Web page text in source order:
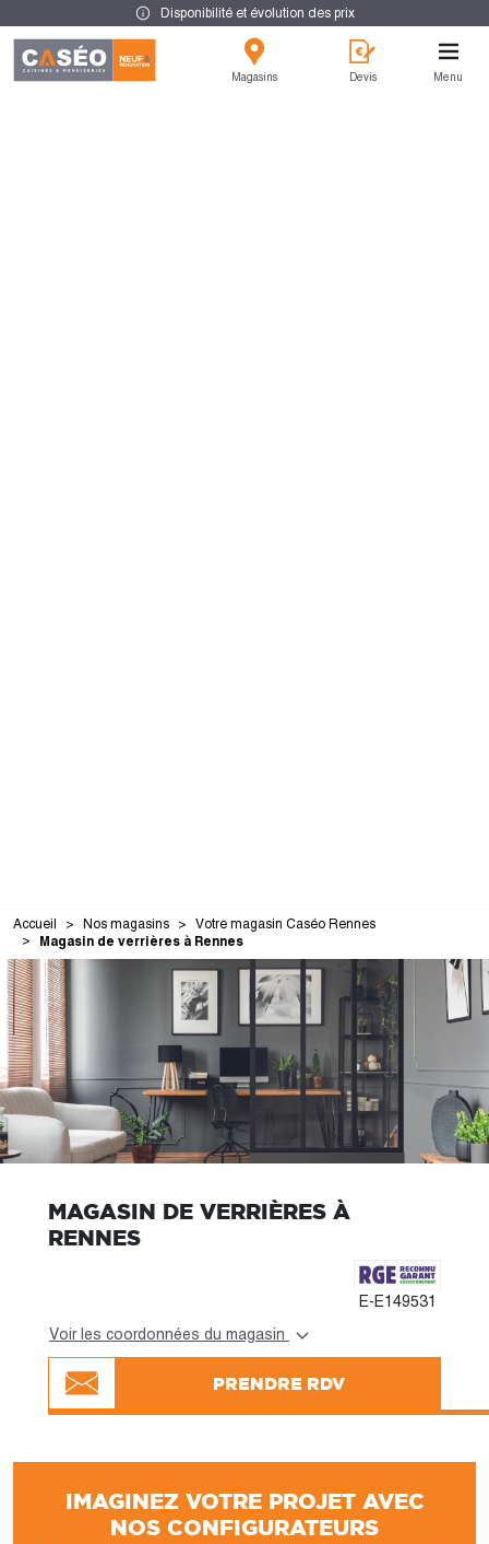
Disponibilité et évolution des prix
Magasins Devis Menu
Accueil Nos magasins Votre magasin Caséo Rennes
Magasin de verrières à Rennes
MAGASIN DE VERRIÈRES À
RENNES
E-E149531
Voir les coordonnées du magasin
PRENDRE RDV
IMAGINEZ VOTRE PROJET AVEC
NOS CONFIGURATEURS